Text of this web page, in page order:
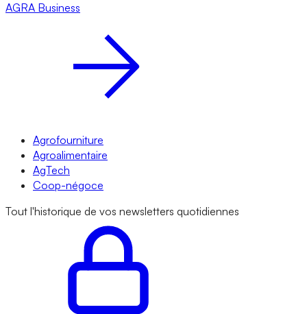
AGRA Business
Agrofourniture
Agroalimentaire
AgTech
Coop-négoce
Tout l'historique de vos newsletters quotidiennes